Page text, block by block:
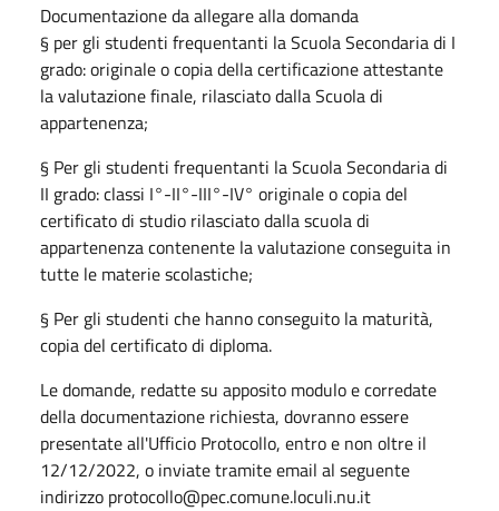
Documentazione da allegare alla domanda
§ per gli studenti frequentanti la Scuola Secondaria di I
grado: originale o copia della certificazione attestante
la valutazione finale, rilasciato dalla Scuola di
appartenenza;
§ Per gli studenti frequentanti la Scuola Secondaria di
II grado: classi I°-II°-III°-IV° originale o copia del
certificato di studio rilasciato dalla scuola di
appartenenza contenente la valutazione conseguita in
tutte le materie scolastiche;
§ Per gli studenti che hanno conseguito la maturità,
copia del certificato di diploma.
Le domande, redatte su apposito modulo e corredate
della documentazione richiesta, dovranno essere
presentate all'Ufficio Protocollo, entro e non oltre il
12/12/2022, o inviate tramite email al seguente
indirizzo protocollo@pec.comune.loculi.nu.it